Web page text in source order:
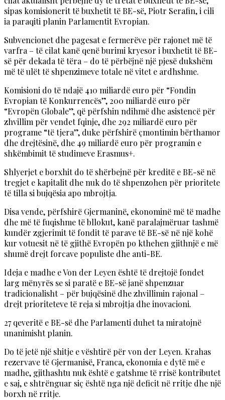
sipas komisionerit të buxhetit të BE-së, Piotr Serafin, i cili
ia paraqiti planin Parlamentit Evropian.
Subvencionet dhe pagesat e fermerëve për rajonet më të
varfra – të cilat kanë qenë burimi kryesor i buxhetit të BE-
së për dekada të tëra – do të përbëjnë një pjesë dukshëm
më të ulët të shpenzimeve totale në vitet e ardhshme.
Komisioni do të ndajë 410 miliardë euro për “Fondin
Evropian të Konkurrencës”, 200 miliardë euro për
“Evropën Globale”, që përfshin ndihmë dhe asistencë për
zhvillim për vendet fqinje, dhe 292 miliardë euro për
programe “të tjera”, duke përfshirë çmontimin bërthamor
dhe drejtësinë, dhe 49 miliardë euro për programin e
shkëmbimit të studimeve Erasmus+.
Shlyerjet e borxhit do të shërbejnë për kreditë e BE-së në
tregjet e kapitalit dhe nuk do të shpenzohen për prioritete
të tilla si bujqësia apo mbrojtja.
Disa vende, përfshirë Gjermaninë, ekonominë më të madhe
dhe më të fuqishme të bllokut, kanë paralajmëruar tashmë
kundër zgjerimit të fondit të parave të BE-së në një kohë
kur votuesit në të gjithë Evropën po kthehen gjithnjë e më
shumë drejt forcave populiste dhe anti-BE.
Ideja e madhe e Von der Leyen është të drejtojë fondet
larg mënyrës se si paratë e BE-së janë shpenzuar
tradicionalisht – për bujqësinë dhe zhvillimin rajonal –
drejt prioriteteve të reja si mbrojtja dhe inovacioni.
27 qeveritë e BE-së dhe Parlamenti duhet ta miratojnë
unanimisht planin.
Do të jetë një shitje e vështirë për von der Leyen. Krahas
rezervave të Gjermanisë, Franca, ekonomia e dytë më e
madhe, gjithashtu nuk është e gatshme të rrisë kontributet
e saj, e shtrënguar siç është nga një deficit në rritje dhe një
borxh në rritje.